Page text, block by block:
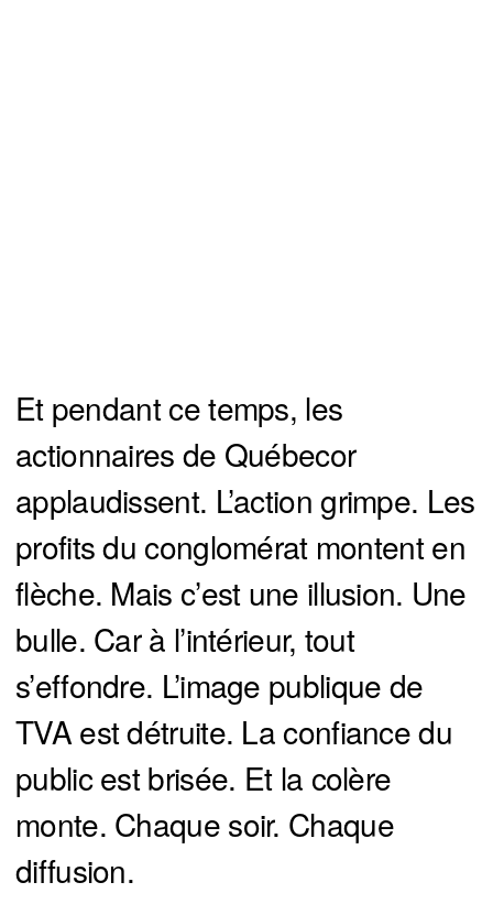
Et pendant ce temps, les
actionnaires de Québecor
applaudissent. L’action grimpe. Les
profits du conglomérat montent en
flèche. Mais c’est une illusion. Une
bulle. Car à l’intérieur, tout
s’effondre. L’image publique de
TVA est détruite. La confiance du
public est brisée. Et la colère
monte. Chaque soir. Chaque
diffusion.